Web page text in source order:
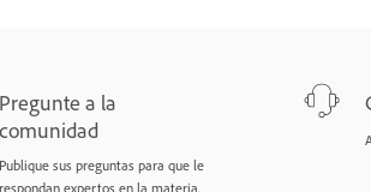
a la
sus preguntas para que le
expertos en la materia.